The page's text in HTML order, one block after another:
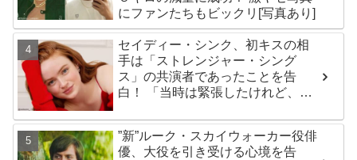
にファンたちもビックリ[写真あり]
セイディー・シンク、初キスの相
手は「ストレンジャー・シング
ス」の共演者であったことを告
白！ 「当時は緊張したけれど、い
”新”ルーク・スカイウォーカー役俳
優、大役を引き受ける心境を告